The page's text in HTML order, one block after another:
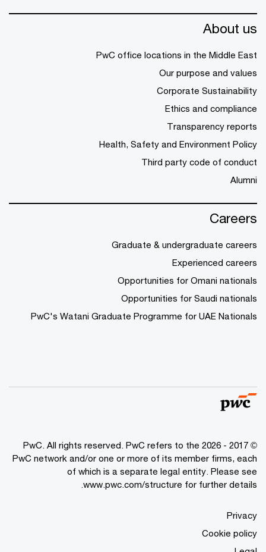
About us
PwC office locations in the Middle East
Our purpose and values
Corporate Sustainability
Ethics and compliance
Transparency reports
Health, Safety and Environment Policy
Third party code of conduct
Alumni
Careers
Graduate & undergraduate careers
Experienced careers
Opportunities for Omani nationals
Opportunities for Saudi nationals
PwC's Watani Graduate Programme for UAE Nationals
© 2017 - 2026 PwC. All rights reserved. PwC refers to the
PwC network and/or one or more of its member firms, each
of which is a separate legal entity. Please see
www.pwc.com/structure for further details.
Privacy
Cookie policy